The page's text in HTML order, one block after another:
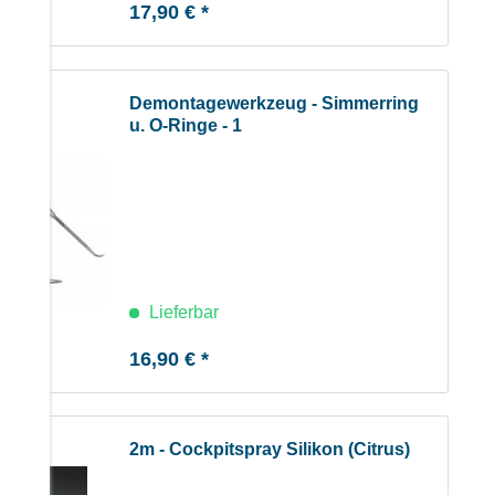
17,90 € *
Demontagewerkzeug - Simmerring
u. O-Ringe - 1
Lieferbar
16,90 € *
2m - Cockpitspray Silikon (Citrus)